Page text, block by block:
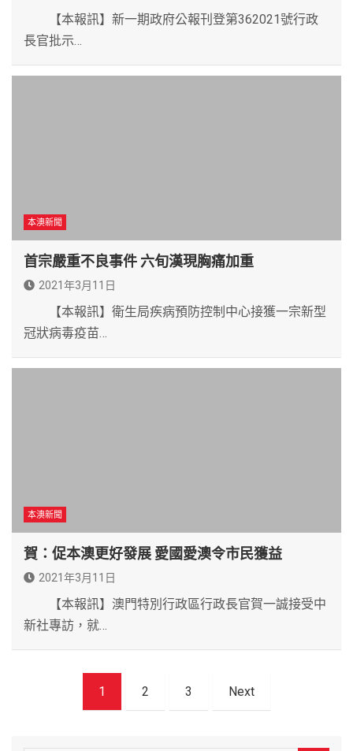
【本報訊】新一期政府公報刊登第362021號行政
長官批示…
本澳新聞
首宗嚴重不良事件 六旬漢現胸痛加重
2021年3月11日
【本報訊】衛生局疾病預防控制中心接獲一宗新型
冠狀病毒疫苗…
本澳新聞
賀：促本澳更好發展 愛國愛澳令市民獲益
2021年3月11日
【本報訊】澳門特別行政區行政長官賀一誠接受中
新社專訪，就…
1 2 3 Next